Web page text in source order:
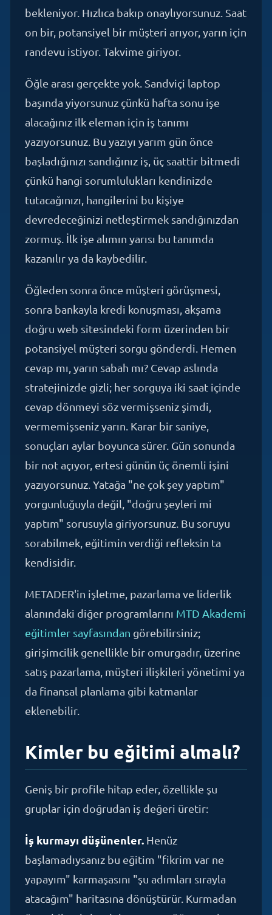
on bir, potansiyel bir müşteri arıyor, yarın için
randevu istiyor. Takvime giriyor.
Öğle arası gerçekte yok. Sandviçi laptop
başında yiyorsunuz çünkü hafta sonu işe
alacağınız ilk eleman için iş tanımı
yazıyorsunuz. Bu yazıyı yarım gün önce
başladığınızı sandığınız iş, üç saattir bitmedi
çünkü hangi sorumlulukları kendinizde
tutacağınızı, hangilerini bu kişiye
devredeceğinizi netleştirmek sandığınızdan
zormuş. İlk işe alımın yarısı bu tanımda
kazanılır ya da kaybedilir.
Öğleden sonra önce müşteri görüşmesi,
sonra bankayla kredi konuşması, akşama
doğru web sitesindeki form üzerinden bir
potansiyel müşteri sorgu gönderdi. Hemen
cevap mı, yarın sabah mı? Cevap aslında
stratejinizde gizli; her sorguya iki saat içinde
cevap dönmeyi söz vermişseniz şimdi,
vermemişseniz yarın. Karar bir saniye,
sonuçları aylar boyunca sürer. Gün sonunda
bir not açıyor, ertesi günün üç önemli işini
yazıyorsunuz. Yatağa "ne çok şey yaptım"
yorgunluğuyla değil, "doğru şeyleri mi
yaptım" sorusuyla giriyorsunuz. Bu soruyu
sorabilmek, eğitimin verdiği refleksin ta
kendisidir.
METADER'in işletme, pazarlama ve liderlik
alanındaki diğer programlarını
MTD Akademi
eğitimler sayfasından
görebilirsiniz;
girişimcilik genellikle bir omurgadır, üzerine
satış pazarlama, müşteri ilişkileri yönetimi ya
da finansal planlama gibi katmanlar
eklenebilir.
Geniş bir profile hitap eder, özellikle şu
gruplar için doğrudan iş değeri üretir:
İş kurmayı düşünenler. Henüz
başlamadıysanız bu eğitim "fikrim var ne
yapayım" karmaşasını "şu adımları sırayla
atacağım" haritasına dönüştürür. Kurmadan
önce bilmek, kurduktan sonra öğrenmekten